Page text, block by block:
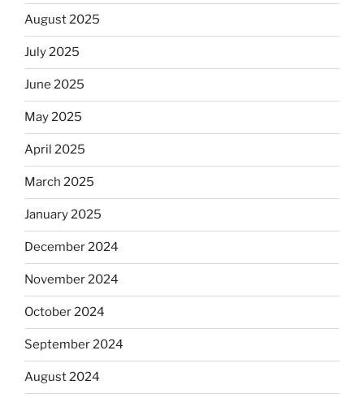
August 2025
July 2025
June 2025
May 2025
April 2025
March 2025
January 2025
December 2024
November 2024
October 2024
September 2024
August 2024